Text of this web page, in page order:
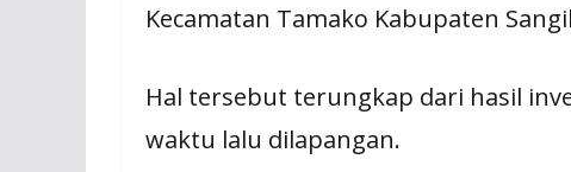
Kecamatan Tamako Kabupaten
Hal tersebut terungkap dari hasil
waktu lalu dilapangan.